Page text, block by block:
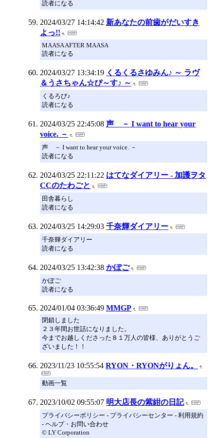
読者になる
2024/03/27 14:14:42 新あなたの前歯がだいすき
よっ!!
MAASA AFTER MAASA
読者になる
2024/03/27 13:34:19 くるくるさゆみん♪ ～ ラヴ
＆うさちゃん☆ぴ～す♪ ～
くるろび♪
読者になる
2024/03/25 22:45:08 声 － I want to hear your
voice. －
声 － I want to hear your voice. －
読者になる
2024/03/25 22:11:22 はてなダイアリー - 加護ヲタ
CCのたわごと
田舎暮らし
読者になる
2024/03/25 14:29:03 千奈輝ダイアリー
千奈輝ダイアリー
読者になる
2024/03/25 13:42:38 かぽご
かぽご
読者になる
2024/01/04 03:36:49 MMGP
閉鎖しました
２３年間お世話になりました。
今までお越しくださった８１万人の皆様、ありがとうご
ざいました！！
2023/11/23 10:55:54 RYON・RYONがりょん。
動画一覧
2023/10/02 09:55:07 明大店長の紫紺の日記
プライバシーポリシー - プライバシーセンター - 利用規約
- ヘルプ・お問い合わせ
© LY Corporation